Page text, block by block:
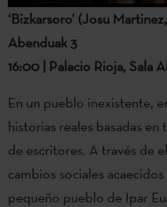
‘Bizkarsoro’ (Josu
Abenduak 3
16:00 | Palacio Rioja, Sala
En un pueblo inexistente,
historias reales basadas
de escritores. A través de
cambios sociales
pequeño pueblo de Ipar